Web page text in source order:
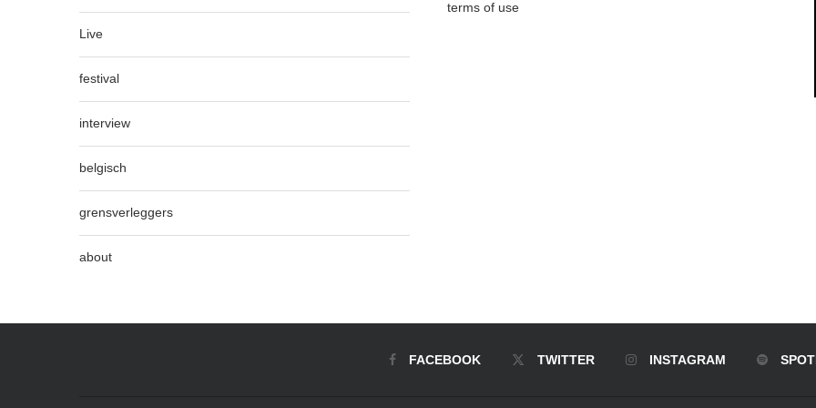
Live
festival
interview
belgisch
grensverleggers
about
terms of use
FACEBOOK TWITTER INSTAGRAM